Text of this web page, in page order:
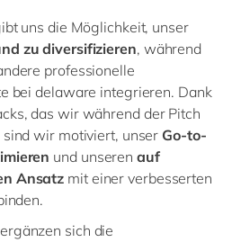
uns die Möglichkeit, unser
zu diversifizieren, während
professionelle
bei delaware integrieren. Dank
das wir während der Pitch
wir motiviert, unser Go-to-
und unserenauf
Ansatz mit einer verbesserten
sich die